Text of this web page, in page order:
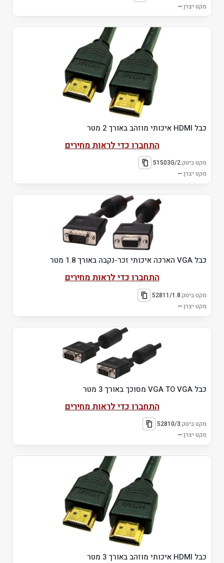
מקט יצרן:—
כבל HDMI איכותי מוזהב באורך 2 מטר
התחברו כדי לראות מחירים
מקט ביטק:51503G/2
מקט יצרן:—
כבל VGA הארכה איכותי זכר-נקבה באורך 1.8 מטר
התחברו כדי לראות מחירים
מקט ביטק:52811/1.8
מקט יצרן:—
כבל VGA TO VGA מסוכך באורך 3 מטר
התחברו כדי לראות מחירים
מקט ביטק:52810/3
מקט יצרן:—
כבל HDMI איכותי מוזהב באורך 3 מטר